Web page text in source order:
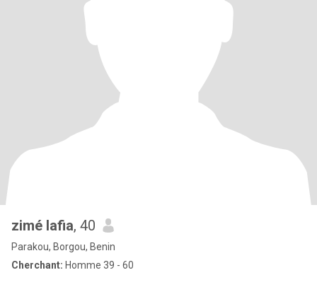
zimé lafia, 40
Parakou, Borgou, Benin
Cherchant: Homme 39 - 60